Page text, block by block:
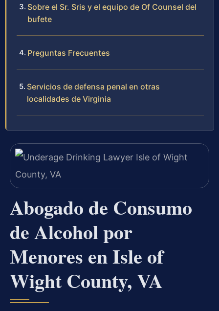
Sobre el Sr. Sris y el equipo de Of Counsel del
bufete
Preguntas Frecuentes
Servicios de defensa penal en otras
localidades de Virginia
Abogado de Consumo
de Alcohol por
Menores en Isle of
Wight County, VA